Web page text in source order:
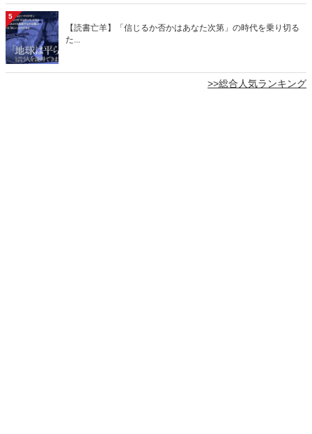
5
【読書亡羊】「信じるか否かはあなた次第」の時代を乗り切る
た...
>>総合人気ランキング